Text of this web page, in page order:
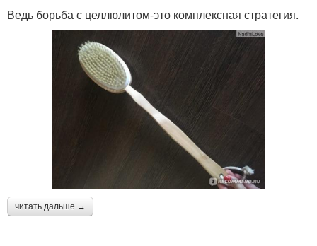
Ведь борьба с целлюлитом-это комплексная стратегия.
читать дальше →